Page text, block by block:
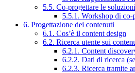
5.5. Co-progettare le soluzioni
5.5.1. Workshop di co-
6. Progettazione dei contenuti
6.1. Cos’è il content design
6.2. Ricerca utente sui
6.2.1. Content
6.2.2. Dati di ricerca
6.2.3. Ricerca tramite